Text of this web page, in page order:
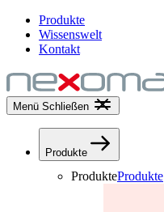
Produkte
Wissenswelt
Kontakt
Menü Schließen
Produkte
ProdukteProdukte